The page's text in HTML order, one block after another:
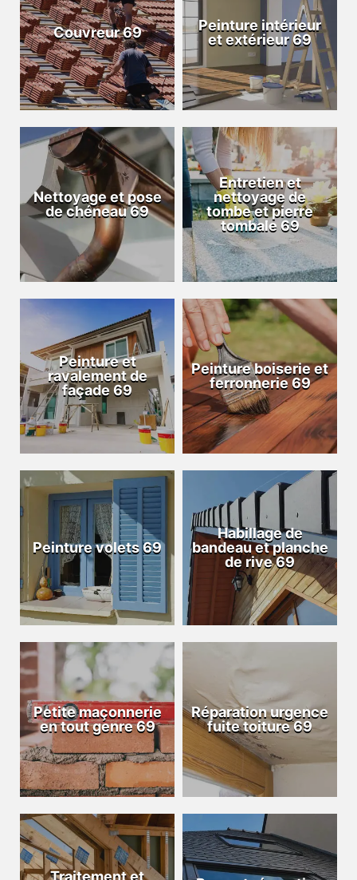
Couvreur 69
Peinture intérieur
et extérieur 69
Nettoyage et pose
de chéneau 69
Entretien et
nettoyage de
tombe et pierre
tombale 69
Peinture et
ravalement de
façade 69
Peinture boiserie et
ferronnerie 69
Peinture volets 69
Habillage de
bandeau et planche
de rive 69
Petite maçonnerie
en tout genre 69
Réparation urgence
fuite toiture 69
Traitement et